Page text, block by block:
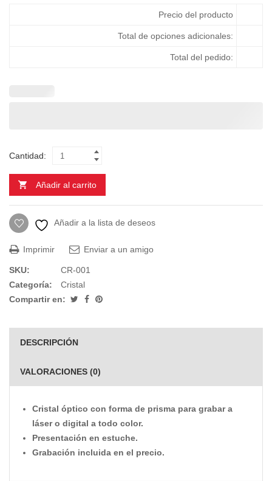
Precio del producto
Total de opciones adicionales:
Total del pedido:
Cantidad:
Añadir al carrito
Añadir a la lista de deseos
Imprimir Enviar a un amigo
SKU:
CR-001
Categoría:
Cristal
Compartir en:
DESCRIPCIÓN
VALORACIONES (0)
Cristal óptico con forma de prisma para grabar a
láser o digital a todo color.
Presentación en estuche.
Grabación incluida en el precio.